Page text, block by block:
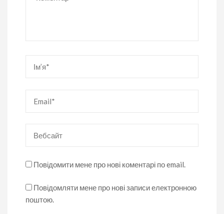
Повідомити мене про нові коментарі по email.
Повідомляти мене про нові записи електронною
поштою.